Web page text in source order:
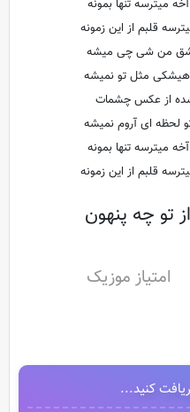
میترسه تنها بمونه
قلبم از این زمونه
من شی چی میشه
هیشکی مثل تو نمیشه
شده از عکس چشمات
لحظه ای آروم نمیشه
میترسه تنها بمونه
قلبم از این زمونه
تو چه پنهون
امتیاز موزیک
کنید...